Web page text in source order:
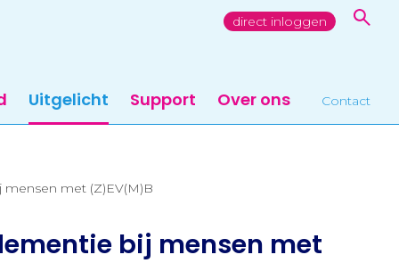
direct inloggen
Uitgelicht Support Over ons Contact
met (Z)EV(M)B
bij mensen met